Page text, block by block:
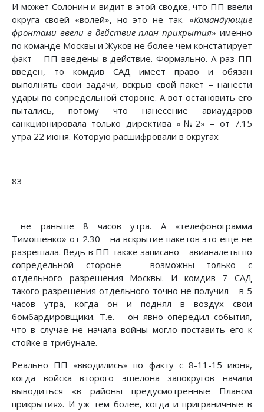
И может Солонин и видит в этой сводке, что ПП ввели
округа своей «волей», но это не так. «Командующие
фронтами ввели в действие план прикрытия» именно
по команде Москвы и Жуков не более чем констатирует
факт – ПП введены в действие. Формально. А раз ПП
введен, то комдив САД имеет право и обязан
выполнять свои задачи, вскрыв свой пакет – нанести
удары по сопредельной стороне. А вот остановить его
пытались, потому что нанесение авиаударов
санкционировала только директива «№2» – от 7.15
утра 22 июня. Которую расшифровали в округах
83
не раньше 8 часов утра. А «телефонограмма
Тимошенко» от 2.30 – на вскрытие пакетов это еще не
разрешала. Ведь в ПП также записано – авианалеты по
сопредельной стороне – возможны только с
отдельного разрешения Москвы. И комдив 7 САД
такого разрешения отдельного точно не получил – в 5
часов утра, когда он и поднял в воздух свои
бомбардировщики. Т.е. – он явно опередил события,
что в случае не начала войны могло поставить его к
стойке в трибунале.
Реально ПП «вводились» по факту с 8-11-15 июня,
когда войска второго эшелона запокругов начали
выводиться «в районы предусмотренные Планом
прикрытия». И уж тем более, когда и приграничные в